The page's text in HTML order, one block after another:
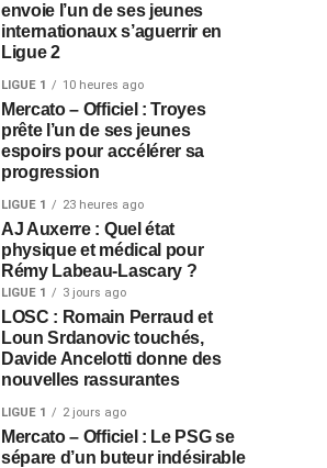
envoie l’un de ses jeunes
internationaux s’aguerrir en
Ligue 2
LIGUE 1 10 heures ago
Mercato – Officiel : Troyes
prête l’un de ses jeunes
espoirs pour accélérer sa
progression
LIGUE 1 23 heures ago
AJ Auxerre : Quel état
physique et médical pour
Rémy Labeau-Lascary ?
LIGUE 1 3 jours ago
LOSC : Romain Perraud et
Loun Srdanovic touchés,
Davide Ancelotti donne des
nouvelles rassurantes
LIGUE 1 2 jours ago
Mercato – Officiel : Le PSG se
sépare d’un buteur indésirable